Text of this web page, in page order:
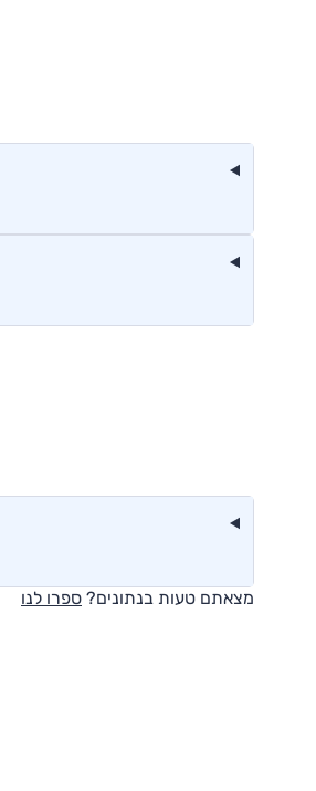
מצאתם טעות בנתונים? ספרו לנו